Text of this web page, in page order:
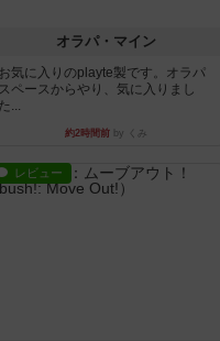
オラパ・マイン
お気に入りのplayte製です。オラパ
スペースからやり、気に入りまし
た...
約2時間前by くみ
レビュー